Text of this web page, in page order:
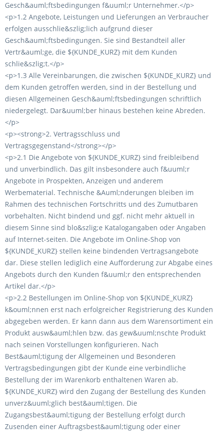
Gesch&auml;ftsbedingungen f&uuml;r Unternehmer.</p>
<p>1.2 Angebote, Leistungen und Lieferungen an Verbraucher
erfolgen ausschlie&szlig;lich aufgrund dieser
Gesch&auml;ftsbedingungen. Sie sind Bestandteil aller
Vertr&auml;ge, die ${KUNDE_KURZ} mit dem Kunden
schlie&szlig;t.</p>
<p>1.3 Alle Vereinbarungen, die zwischen ${KUNDE_KURZ} und
dem Kunden getroffen werden, sind in der Bestellung und
diesen Allgemeinen Gesch&auml;ftsbedingungen schriftlich
niedergelegt. Dar&uuml;ber hinaus bestehen keine Abreden.
</p>
<p><strong>2. Vertragsschluss und
Vertragsgegenstand</strong></p>
<p>2.1 Die Angebote von ${KUNDE_KURZ} sind freibleibend
und unverbindlich. Das gilt insbesondere auch f&uuml;r
Angebote in Prospekten, Anzeigen und anderem
Werbematerial. Technische &Auml;nderungen bleiben im
Rahmen des technischen Fortschritts und des Zumutbaren
vorbehalten. Nicht bindend und ggf. nicht mehr aktuell in
diesem Sinne sind blo&szlig;e Katalogangaben oder Angaben
auf Internet-seiten. Die Angebote im Online-Shop von
${KUNDE_KURZ} stellen keine bindenden Vertragsangebote
dar. Diese stellen lediglich eine Aufforderung zur Abgabe eines
Angebots durch den Kunden f&uuml;r den entsprechenden
Artikel dar.</p>
<p>2.2 Bestellungen im Online-Shop von ${KUNDE_KURZ}
k&ouml;nnen erst nach erfolgreicher Registrierung des Kunden
abgegeben werden. Er kann dann aus dem Warensortiment ein
Produkt ausw&auml;hlen bzw. das gew&uuml;nschte Produkt
nach seinen Vorstellungen konfigurieren. Nach
Best&auml;tigung der Allgemeinen und Besonderen
Vertragsbedingungen gibt der Kunde eine verbindliche
Bestellung der im Warenkorb enthaltenen Waren ab.
${KUNDE_KURZ} wird den Zugang der Bestellung des Kunden
unverz&uuml;glich best&auml;tigen. Die
Zugangsbest&auml;tigung der Bestellung erfolgt durch
Zusenden einer Auftragsbest&auml;tigung oder einer